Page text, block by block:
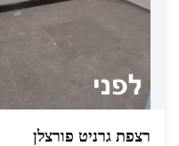
רצפת גרניט פורצלן